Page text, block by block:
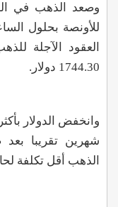
العقود الآجلة
1744.30 دولار.
وانخفض الدولار
شهرين تقريبا بعد
الذهب أقل تكلفة